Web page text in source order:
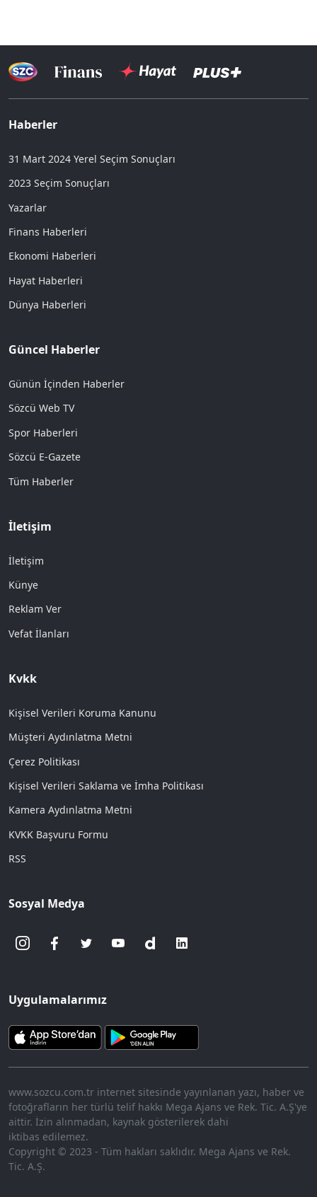
Haberler
31 Mart 2024 Yerel Seçim Sonuçları
2023 Seçim Sonuçları
Yazarlar
Finans Haberleri
Ekonomi Haberleri
Hayat Haberleri
Dünya Haberleri
Güncel Haberler
Günün İçinden Haberler
Sözcü Web TV
Spor Haberleri
Sözcü E-Gazete
Tüm Haberler
İletişim
İletişim
Künye
Reklam Ver
Vefat İlanları
Kvkk
Kişisel Verileri Koruma Kanunu
Müşteri Aydınlatma Metni
Çerez Politikası
Kişisel Verileri Saklama ve İmha Politikası
Kamera Aydınlatma Metni
KVKK Başvuru Formu
RSS
Sosyal Medya
Uygulamalarımız
www.sozcu.com.tr internet sitesinde yayınlanan yazı, haber ve
fotoğrafların her türlü telif hakkı Mega Ajans ve Rek. Tic. A.Ş'ye
aittir. İzin alınmadan, kaynak gösterilerek dahi
iktibas edilemez.
Copyright © 2023 - Tüm hakları saklıdır. Mega Ajans ve Rek.
Tic. A.Ş.